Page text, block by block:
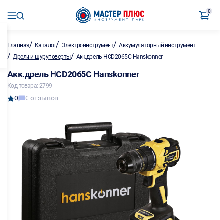
0
Главная/ Каталог/ Электроинструмент/Аккумуляторный инструмент
/ Дрели и шуруповерты/ Акк.дрель HCD2065C Hanskonner
Акк.дрель HCD2065C Hanskonner
Код товара: 2799
0 0 отзывов